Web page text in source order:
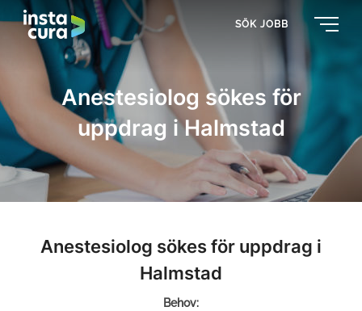
SÖK JOBB
Anestesiolog sökes för
uppdrag i Halmstad
Anestesiolog sökes för uppdrag i
Halmstad
Behov: